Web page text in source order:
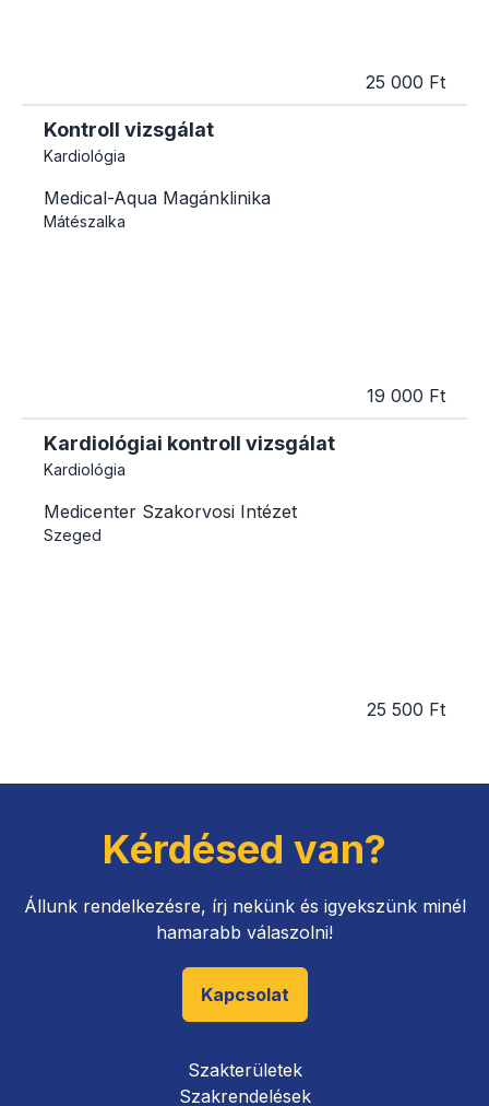
25 000 Ft
Kontroll vizsgálat
Kardiológia
Medical-Aqua Magánklinika
Mátészalka
19 000 Ft
Kardiológiai kontroll vizsgálat
Kardiológia
Medicenter Szakorvosi Intézet
Szeged
25 500 Ft
Kérdésed van?
Állunk rendelkezésre, írj nekünk és igyekszünk minél
hamarabb válaszolni!
Kapcsolat
Szakterületek
Szakrendelések